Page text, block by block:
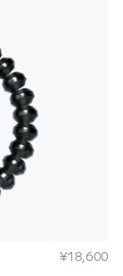
¥18,600